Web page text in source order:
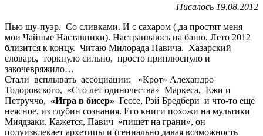
Писалось 19.08.2012
Пью шу-пуэр. Со сливками. И с сахаром ( да простят меня
мои Чайные Наставники). Настраиваюсь на баню. Лето 2012
близится к концу. Читаю Милорада Павича. Хазарский
словарь, торкнуло сильно, просто приплюснуло и
закочевряжило…
Стали всплывать ассоциации: «Крот» Алехандро
Тодоровского, «Сто лет одиночества» Маркеса, Ежи и
Петруччо, «Игра в бисер» Гессе, Рэй Бредбери и что-то ещё
неясное, из глубин сознания. Его книги похожи на мультики
Миядзаки. Кажется, Павич «пишет на грани», он
полуизвлекает архетипы и (гениально давая возможность